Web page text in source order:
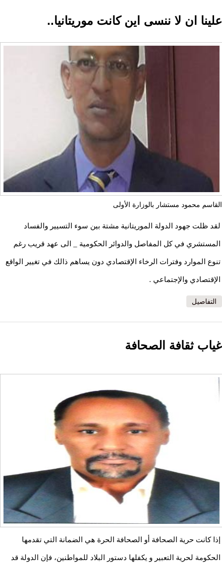
ﻋﻠﻴﻨﺎ ﺍﻥ ﻻ ﻧﻨﺴﻰ ﺍﻳﻦ ﻛﺎﻧﺖ ﻣﻮﺭﻳﺘﺎﻧﻴﺎ..
القاسم محمود مستشار بالوزارة الأولى
ﻟﻘﺪ ﻇﻠﺖ ﺟﻬﻮﺩ ﺍﻟﺪﻭﻟﺔ ﺍﻟﻤﻮﺭﻳﺘﺎﻧﻴﺔ ﻣﺸﺘﺔ ﺑﻴﻦ ﺳﻮﺀ ﺍﻟﺘﺴﻴﻴﺮ ﻭﺍﻟﻔﺴﺎﺩ
ﺍﻟﻤﺴﺘﺸﺮﻱ ﻓﻲ ﻛﻞ ﺍﻟﻤﻔﺎﺻﻞ ﻭﺍﻟﺪﻭﺍﺋﺮ ﺍﻟﺤﻜﻮﻣﻴﺔ _ ﺍﻟﻰ ﻋﻬﺪ ﻗﺮﻳﺐ ﺭﻏﻢ
ﺗﻨﻮﻉ ﺍﻟﻤﻮﺍﺭﺩ ﻭﻓﺘﺮﺍﺕ ﺍﻟﺮﺧﺎﺀ ﺍﻹﻗﺘﺼﺎﺩﻱ ﺩﻭﻥ ﻳﺴﺎﻫﻢ ﺫﺍﻟﻚ ﻓﻲ ﺗﻐﻴﻴﺮ ﺍﻟﻮﺍﻗﻊ
ﺍﻹﻗﺘﺼﺎﺩﻱ ﻭﺍﻹﺟﺘﻤﺎﻋﻲ .
التفاصيل
غياب ثقافة الصحافة
إذا كانت حرية الصحافة أو الصحافة الحرة هي الضمانة التي تقدمها
الحكومة لحرية التعبير و يكفلها دستور البلاد للمواطنين، فإن الدولة قد